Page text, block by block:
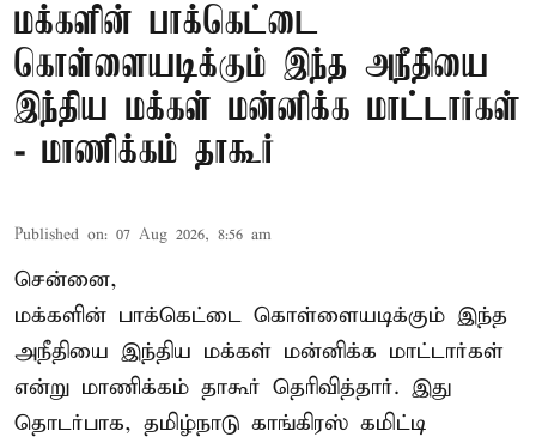
மக்களின் பாக்கெட்டை
கொள்ளையடிக்கும் இந்த அநீதியை
இந்திய மக்கள் மன்னிக்க மாட்டார்கள்
- மாணிக்கம் தாகூர்
Published on: 07 Aug 2026, 8:56 am
சென்னை,
மக்களின் பாக்கெட்டை கொள்ளையடிக்கும் இந்த
அநீதியை இந்திய மக்கள் மன்னிக்க மாட்டார்கள்
என்று மாணிக்கம் தாகூர் தெரிவித்தார். இது
தொடர்பாக, தமிழ்நாடு காங்கிரஸ் கமிட்டி